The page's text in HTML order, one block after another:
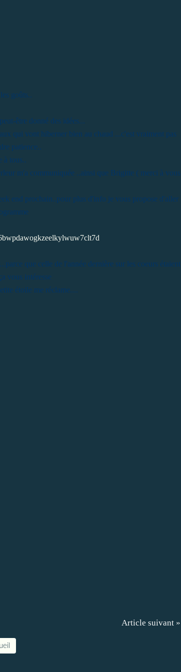
goûts..
être donné des idées...
qui vont hiberner bien au chaud ...c'est vraiment pas
patience..
à tous..
m'a communiquée ..ainsi que Brigitte ( merci à vous
end prochain..pour plus d'info je vous propose d'aller
que celle de l'année dernière sur les coeurs étaient
vous intéresse
étoile me réclame....
Article suivant »